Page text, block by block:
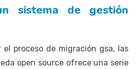
sistema de gestión
proceso de migración gsa, las
open source ofrece una serie